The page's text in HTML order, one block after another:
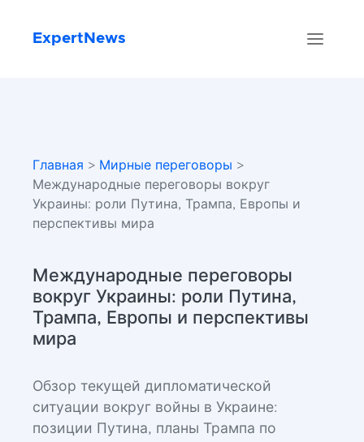
ExpertNews
Главная > Мирные переговоры >
Международные переговоры вокруг
Украины: роли Путина, Трампа, Европы и
перспективы мира
Международные переговоры
вокруг Украины: роли Путина,
Трампа, Европы и перспективы
мира
Обзор текущей дипломатической
ситуации вокруг войны в Украине:
позиции Путина, планы Трампа по